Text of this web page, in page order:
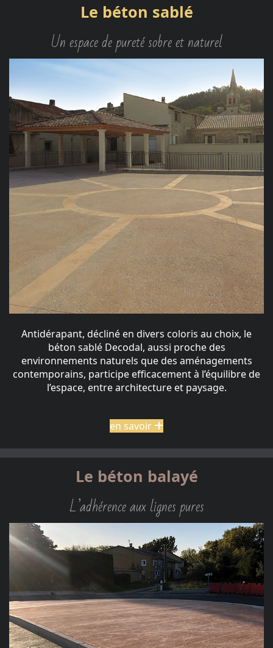
Le béton sablé
Un espace de pureté sobre et naturel
Antidérapant, décliné en divers coloris au choix, le
béton sablé Decodal, aussi proche des
environnements naturels que des aménagements
contemporains, participe efficacement à l’équilibre de
l’espace, entre architecture et paysage.
en savoir
Le béton balayé
L’adhérence aux lignes pures